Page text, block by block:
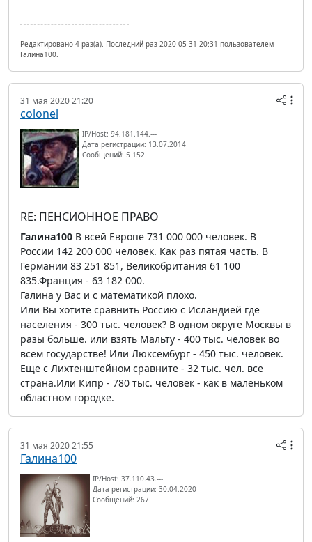
Редактировано 4 раз(а). Последний раз 2020-05-31 20:31 пользователем
Галина100.
31 мая 2020 21:20
colonel
IP/Host: 94.181.144.---
Дата регистрации: 13.07.2014
Сообщений: 5 152
RE: ПЕНСИОННОЕ ПРАВО
Галина100 В всей Европе 731 000 000 человек. В
России 142 200 000 человек. Как раз пятая часть. В
Германии 83 251 851, Великобритания 61 100
835.Франция - 63 182 000.
Галина у Вас и с математикой плохо.
Или Вы хотите сравнить Россию с Исландией где
населения - 300 тыс. человек? В одном округе Москвы в
разы больше. или взять Мальту - 400 тыс. человек во
всем государстве! Или Люксембург - 450 тыс. человек.
Еще с Лихтенштейном сравните - 32 тыс. чел. все
страна.Или Кипр - 780 тыс. человек - как в маленьком
областном городке.
31 мая 2020 21:55
Галина100
IP/Host: 37.110.43.---
Дата регистрации: 30.04.2020
Сообщений: 267